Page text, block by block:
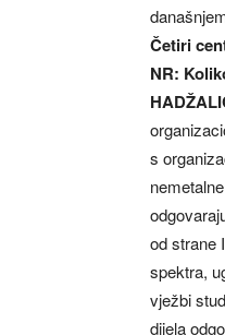
Četiri
NR:
s
od strane
spektra,
vježbi
dijela